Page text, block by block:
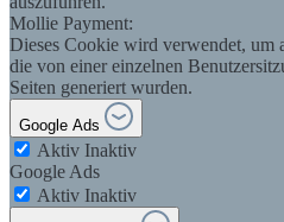
Mollie Payment:
Dieses Cookie wird verwendet, um
die von einer einzelnen
Seiten generiert wurden.
Google Ads
Aktiv Inaktiv
Google Ads
Aktiv Inaktiv